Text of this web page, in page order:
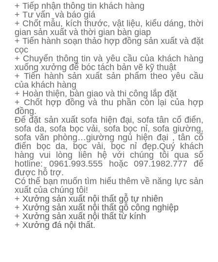
+ Tiếp nhận thông tin khách hàng
+ Tư vấn và báo giá
+ Chốt mẫu, kích thước, vật liệu, kiểu dáng, thời
gian sản xuất và thời gian bàn giap
+ Tiến hành soạn thảo hợp đồng sản xuất và đặt
cọc
+ Chuyển thông tin và yêu cầu của khách hàng
xuống xưởng để bóc tách bản vẽ kỹ thuật
+ Tiến hành sản xuất sản phẩm theo yêu cầu
của khách hàng
+ Hoàn thiện, bàn giao và thi công lắp đặt
+ Chốt hợp đồng và thu phần còn lại của hợp
đồng.
Để đặt sản xuất sofa hiện đại, sofa tân cổ điển,
sofa da, sofa bọc vải, sofa bọc nỉ, sofa giường,
sofa văn phòng…giường ngủ hiện đại , tân cổ
điển bọc da, bọc vải, bọc nỉ đẹp.Quý khách
hàng vui lòng liên hệ với chúng tôi qua số
hotline: 0961.993.555 hoặc 097.1982.777 để
được hỗ trợ.
Có thể bạn muốn tìm hiểu thêm về năng lực sản
xuất của chúng tôi!
+ Xưởng sản xuất nội thất gỗ tự nhiên
+ Xưởng sản xuất nội thất gỗ công nghiệp
+ Xưởng sản xuất nội thất từ kính
+ Xưởng đá nội thất.